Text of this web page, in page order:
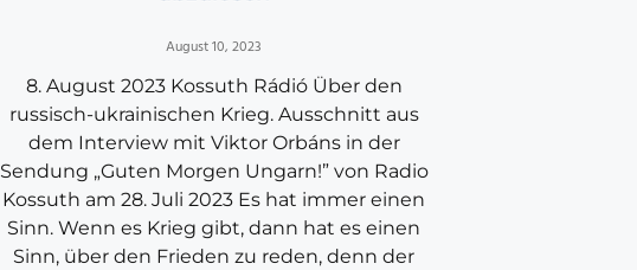
August 10, 2023
8. August 2023 Kossuth Rádió Über den
russisch-ukrainischen Krieg. Ausschnitt aus
dem Interview mit Viktor Orbáns in der
Sendung „Guten Morgen Ungarn!” von Radio
Kossuth am 28. Juli 2023 Es hat immer einen
Sinn. Wenn es Krieg gibt, dann hat es einen
Sinn, über den Frieden zu reden, denn der